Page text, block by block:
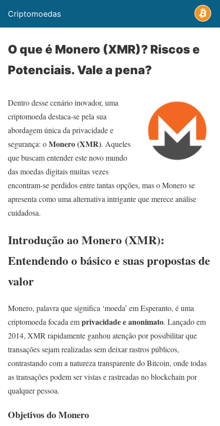
Criptomoedas
O que é Monero (XMR)? Riscos e
Potenciais. Vale a pena?
Dentro desse cenário inovador, uma
criptomoeda destaca-se pela sua
abordagem única da privacidade e
segurança: oMonero (XMR). Aqueles
que buscam entender este novo mundo
das moedas digitais muitas vezes
encontram-se perdidos entre tantas opções, mas o Monero se
apresenta como uma alternativa intrigante que merece análise
cuidadosa.
Introdução ao Monero (XMR):
Entendendo o básico e suas propostas de
valor
Monero, palavra que significa ‘moeda’ em Esperanto, é uma
criptomoeda focada emprivacidade e anonimato. Lançado em
2014, XMR rapidamente ganhou atenção por possibilitar que
transações sejam realizadas sem deixar rastros públicos,
contrastando com a natureza transparente do Bitcoin, onde todas
as transações podem ser vistas e rastreadas no blockchain por
qualquer pessoa.
Objetivos do Monero